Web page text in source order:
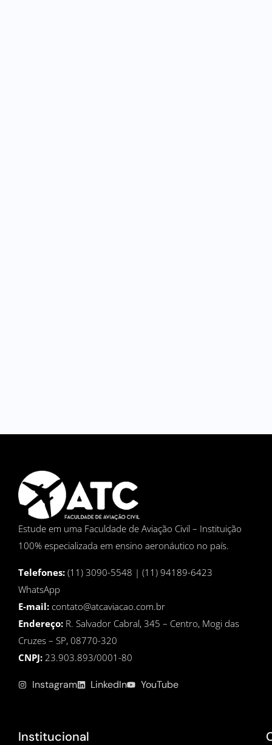
Estude em uma Faculdade de Aviação Civil – Instituição
100% especializada em ensino aeronáutico no país.
Telefones: (11) 3090-5548 | (11) 94189-6423
WhatsApp
E-mail: contato@atcaviacao.com.br
Endereço: R. Salvador Cabral, 345 – Centro, Mogi das
Cruzes – SP, 08770-320
CNPJ: 23.903.893/0001-80
Instagram LinkedIn YouTube
Institucional